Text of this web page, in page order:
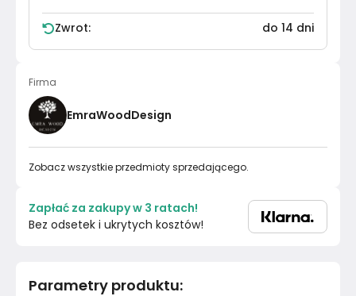
Parametry produktu:
Zwrot: do 14 dni
Firma
EmraWoodDesign
Zobacz wszystkie przedmioty sprzedającego.
Zapłać za zakupy w 3 ratach!
Bez odsetek i ukrytych kosztów!